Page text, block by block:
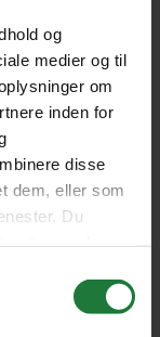
og
medier og til
om
inden for
disse
dem, eller som
Du